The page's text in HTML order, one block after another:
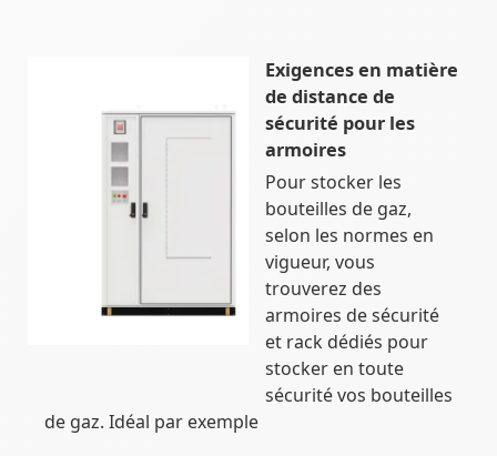
Exigences en matière
de distance de
sécurité pour les
armoires
Pour stocker les
bouteilles de gaz,
selon les normes en
vigueur, vous
trouverez des
armoires de sécurité
et rack dédiés pour
stocker en toute
sécurité vos bouteilles
de gaz. Idéal par exemple